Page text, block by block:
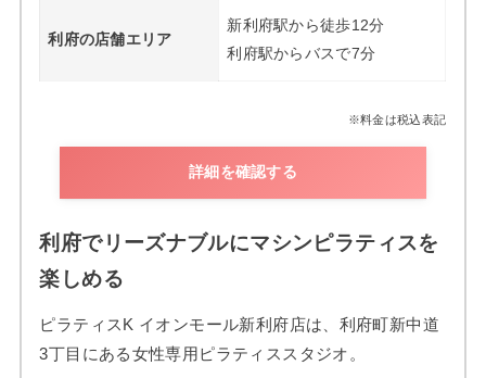
利府の店舗エリア
新利府駅から徒歩12分
利府駅からバスで7分
※料金は税込表記
詳細を確認する
利府でリーズナブルにマシンピラティスを
楽しめる
ピラティスK イオンモール新利府店は、利府町新中道
3丁目にある女性専用ピラティススタジオ。